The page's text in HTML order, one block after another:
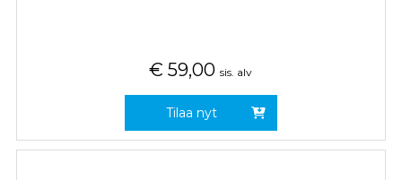
€ 59,00 sis. alv
Tilaa nyt